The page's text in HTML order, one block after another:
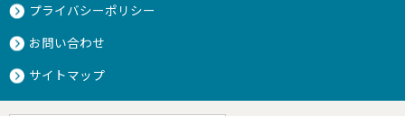
プライバシーポリシー
お問い合わせ
サイトマップ